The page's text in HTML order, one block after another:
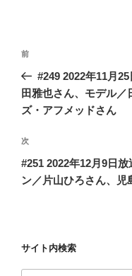
投
ナ
ビ
ー
シ
ョ
前
の
投
稿
前
#249 2022年11月
田雅也さん、モデル
ズ・アフメッドさん
次
の
投
次
#251 2022年12月9日
ン／片山ひろさん、児
サイト内検索